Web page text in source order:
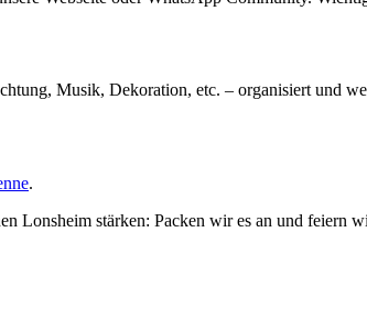
Musik, Dekoration, etc. – organisiert und
.
Lonsheim stärken: Packen wir es an und feiern